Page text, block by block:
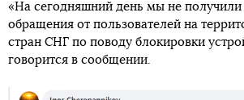
«На сегодняшний день мы не получили
обращения от пользователей на
стран СНГ по поводу блокировки
говорится в сообщении.